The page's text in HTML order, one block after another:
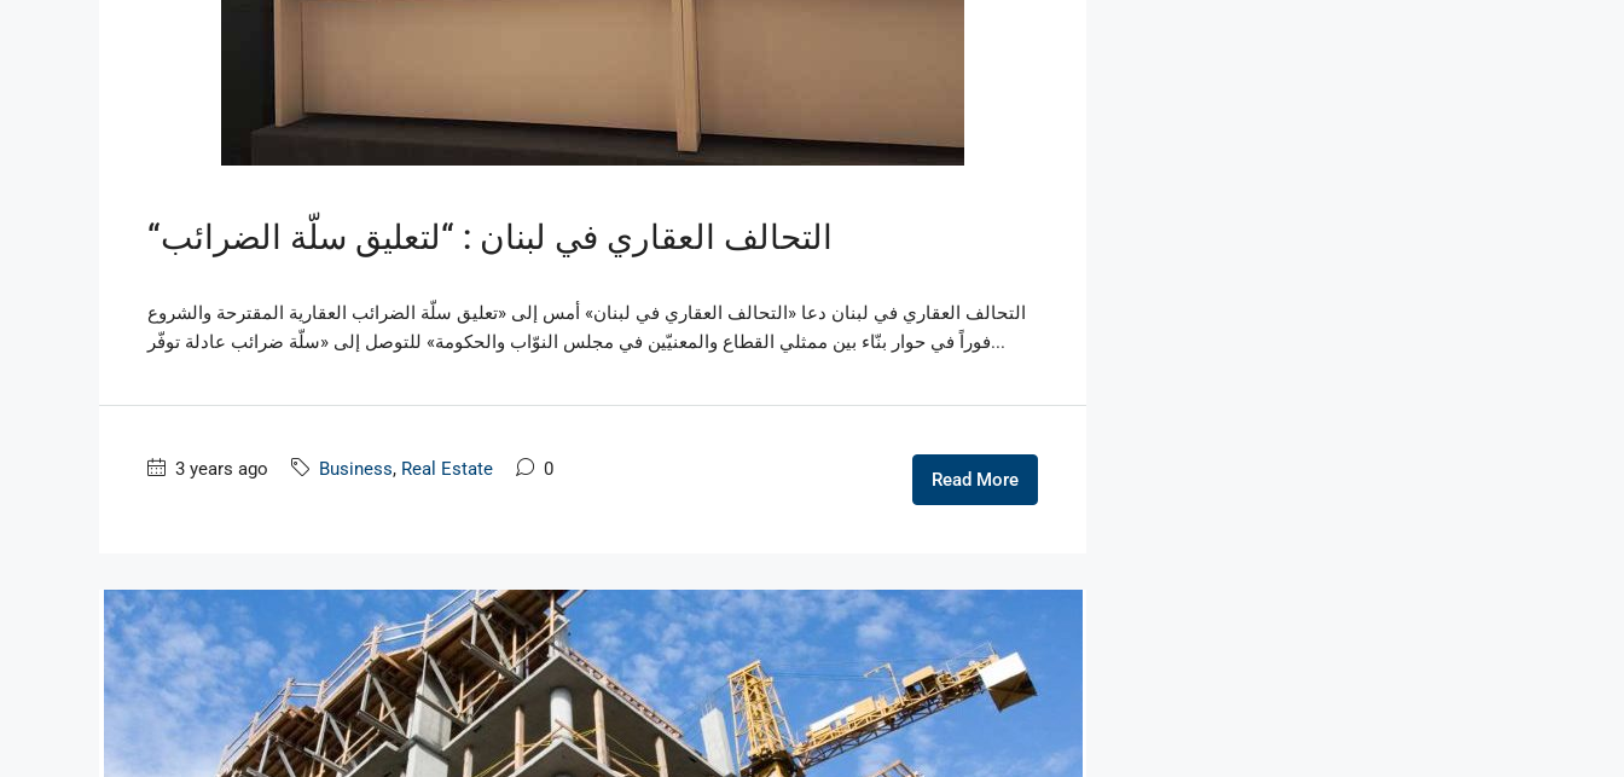
“التحالف العقاري في لبنان : “لتعليق سلّة الضرائب
التحالف العقاري في لبنان دعا «التحالف العقاري في لبنان» أمس إلى «تعليق سلّة الضرائب العقارية المقترحة والشروع
فوراً في حوار بنّاء بين ممثلي القطاع والمعنيّين في مجلس النوّاب والحكومة» للتوصل إلى «سلّة ضرائب عادلة توفّر...
3 years ago Business, Real Estate 0 Read More